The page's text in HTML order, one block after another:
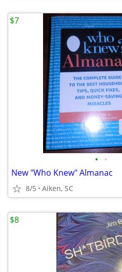
• •
New "Who Knew" Almanac
8/5 Aiken, SC
$7
$8